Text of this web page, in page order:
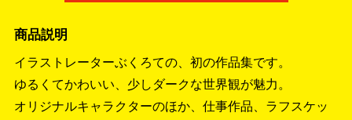
商品説明
イラストレーターぶくろての、初の作品集です。
ゆるくてかわいい、少しダークな世界観が魅力。
オリジナルキャラクターのほか、仕事作品、ラフスケッ